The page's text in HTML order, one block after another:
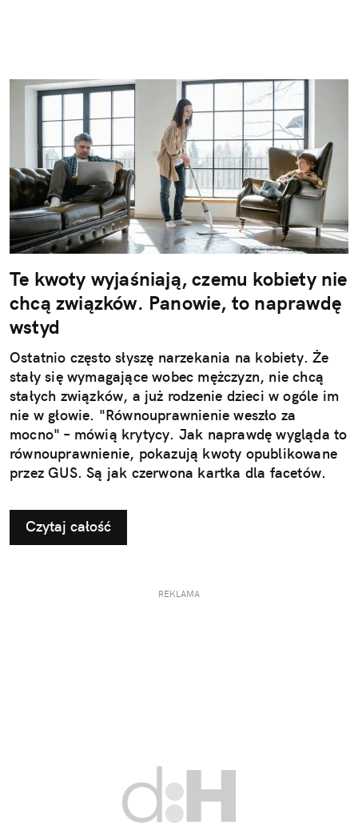
Te kwoty wyjaśniają, czemu kobiety nie
chcą związków. Panowie, to naprawdę
wstyd
Ostatnio często słyszę narzekania na kobiety. Że
stały się wymagające wobec mężczyzn, nie chcą
stałych związków, a już rodzenie dzieci w ogóle im
nie w głowie. "Równouprawnienie weszło za
mocno" – mówią krytycy. Jak naprawdę wygląda to
równouprawnienie, pokazują kwoty opublikowane
przez GUS. Są jak czerwona kartka dla facetów.
Czytaj całość
REKLAMA